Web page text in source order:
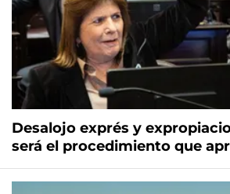
Desalojo exprés y
será el procedimiento que